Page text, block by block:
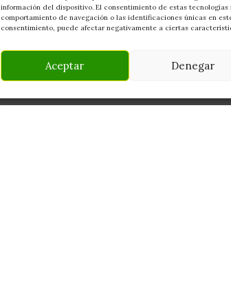
información del dispositivo. El consentimiento de estas
comportamiento de navegación o las identificaciones únicas en
consentimiento, puede afectar negativamente a ciertas
Aceptar Denegar